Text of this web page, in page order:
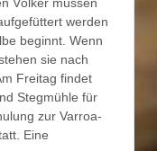
werden
beginnt. Wenn
sie nach
Freitag findet
Stegmühle für
zur Varroa-
Eine